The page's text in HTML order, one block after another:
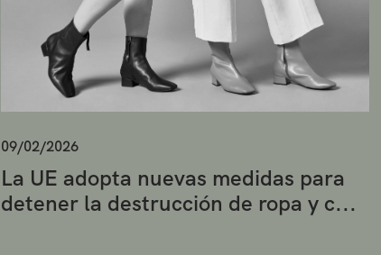
09/02/2026
La UE adopta nuevas medidas para
detener la destrucción de ropa y c...